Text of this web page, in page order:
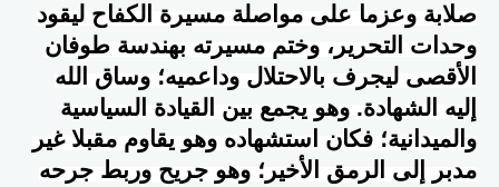
صلابة وعزما على مواصلة مسيرة الكفاح ليقود
وحدات التحرير، وختم مسيرته بهندسة طوفان
الأقصى ليجرف بالاحتلال وداعميه؛ وساق الله
إليه الشهادة. وهو يجمع بين القيادة السياسية
والميدانية؛ فكان استشهاده وهو يقاوم مقبلا غير
مدبر إلى الرمق الأخير؛ وهو جريح وربط جرحه